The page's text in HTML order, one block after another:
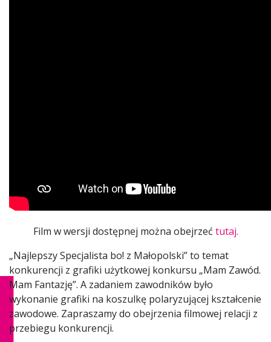
Film w wersji dostępnej można obejrzeć tutaj.
„Najlepszy Specjalista bo! z Małopolski” to temat
konkurencji z grafiki użytkowej konkursu „Mam Zawód.
Mam Fantazję”. A zadaniem zawodników było
wykonanie grafiki na koszulkę polaryzującej kształcenie
zawodowe. Zapraszamy do obejrzenia filmowej relacji z
przebiegu konkurencji.